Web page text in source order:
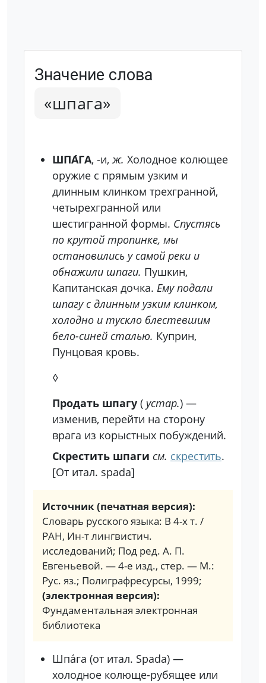
Значение слова
«шпага»
ШПА́ГА, -и,ж. Холодное колющее
оружие с прямым узким и
длинным клинком трехгранной,
четырехгранной или
шестигранной формы. Спустясь
по крутой тропинке, мы
остановились у самой реки и
обнажили шпаги. Пушкин,
Капитанская дочка. Ему подали
шпагу с длинным узким клинком,
холодно и тускло блестевшим
бело-синей сталью. Куприн,
Пунцовая кровь.
◊
Продать шпагу ( устар.) —
изменив, перейти на сторону
врага из корыстных побуждений.
Скрестить шпаги см. скрестить.
[От итал. spada]
Источник (печатная версия):
Словарь русского языка: В 4-х т. /
РАН, Ин-т лингвистич.
исследований; Под ред. А. П.
Евгеньевой. — 4-е изд., стер. — М.:
Рус. яз.; Полиграфресурсы, 1999;
(электронная версия):
Фундаментальная электронная
библиотека
Шпа́га (от итал. Spada) —
холодное колюще-рубящее или